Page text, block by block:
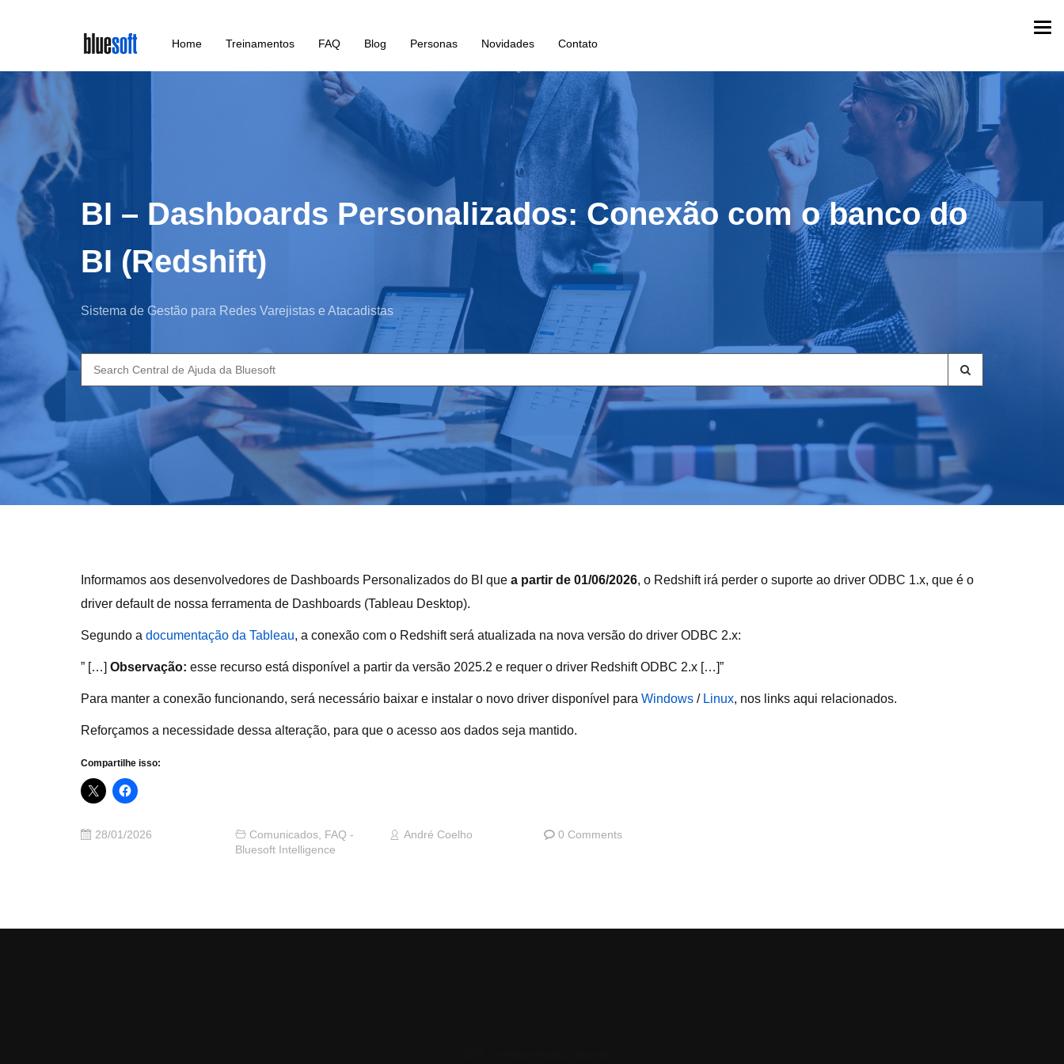
main
content
Home Treinamentos FAQ Blog Personas Novidades Contato
BI – Dashboards Personalizados: Conexão com o banco do
BI (Redshift)
Sistema de Gestão para Redes Varejistas e Atacadistas
Search
for:
Informamos aos desenvolvedores de Dashboards Personalizados do BI que a partir de 01/06/2026, o Redshift irá perder o suporte ao driver ODBC 1.x, que é o
driver default de nossa ferramenta de Dashboards (Tableau Desktop).
Segundo a documentação da Tableau, a conexão com o Redshift será atualizada na nova versão do driver ODBC 2.x:
” […] Observação: esse recurso está disponível a partir da versão 2025.2 e requer o driver Redshift ODBC 2.x […]”
Para manter a conexão funcionando, será necessário baixar e instalar o novo driver disponível para Windows / Linux, nos links aqui relacionados.
Reforçamos a necessidade dessa alteração, para que o acesso aos dados seja mantido.
Compartilhe isso:
28/01/2026 Comunicados, FAQ -
Bluesoft Intelligence
André Coelho 0 Comments